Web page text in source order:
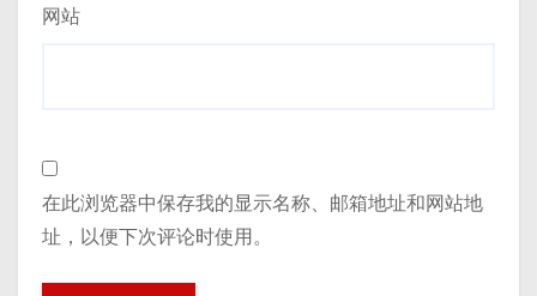
网站
在此浏览器中保存我的显示名称、邮箱地址和网站地
址，以便下次评论时使用。